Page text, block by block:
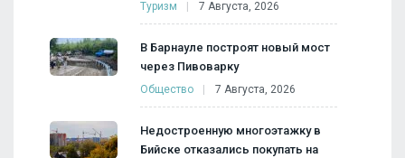
Туризм 7 Августа, 2026
В Барнауле построят новый мост
через Пивоварку
Общество 7 Августа, 2026
Недостроенную многоэтажку в
Бийске отказались покупать на